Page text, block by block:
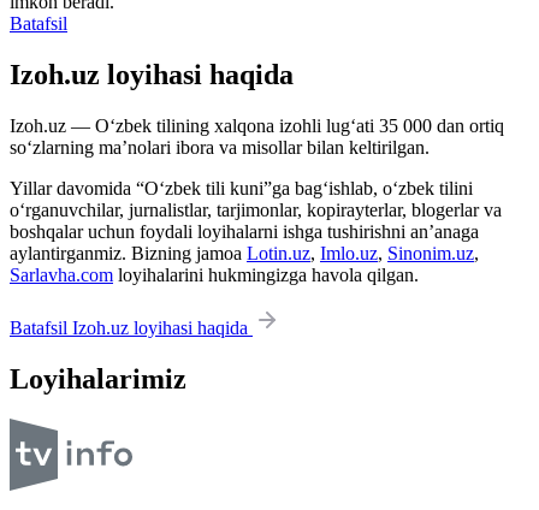
Batafsil
Izoh.uz loyihasi haqida
Izoh.uz — O‘zbek tilining xalqona izohli lug‘ati 35 000 dan ortiq
so‘zlarning ma’nolari ibora va misollar bilan keltirilgan.
Yillar davomida “O‘zbek tili kuni”ga bag‘ishlab, o‘zbek tilini
o‘rganuvchilar, jurnalistlar, tarjimonlar, kopirayterlar, blogerlar va
boshqalar uchun foydali loyihalarni ishga tushirishni an’anaga
aylantirganmiz. Bizning jamoa Lotin.uz, Imlo.uz, Sinonim.uz,
Sarlavha.com loyihalarini hukmingizga havola qilgan.
Batafsil Izoh.uz loyihasi haqida
Loyihalarimiz